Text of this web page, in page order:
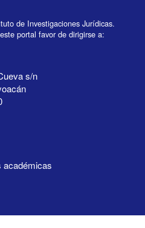
de Investigaciones Jurídicas.
portal favor de dirigirse a:
s/n
académicas